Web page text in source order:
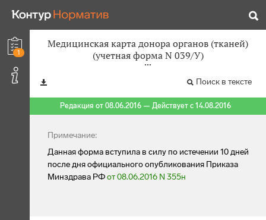
1
Медицинская карта донора органов (тканей)
(учетная форма N 039/У)
Поиск в тексте
Редакция от 08.06.2016 — Действует с 14.08.2016
Примечание:
Данная форма вступила в силу по истечении 10 дней
после дня официального опубликования Приказа
Минздрава РФот 08.06.2016 N 355н